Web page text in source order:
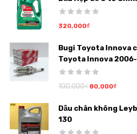
320,000₫
Bugi Toyota Innova
Toyota Innova
100,000₫ 80,000₫
Dầu chân không
130